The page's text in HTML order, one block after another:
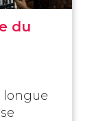
du
longue